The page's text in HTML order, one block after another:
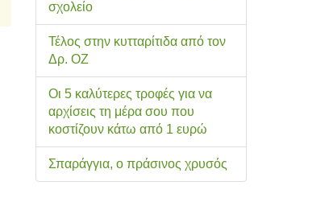
σχολείo
Τέλος στην κυτταρίτιδα από τον
Δρ. ΟΖ
Οι 5 καλύτερες τροφές για να
αρχίσεις τη μέρα σου που
κοστίζουν κάτω από 1 ευρώ
Σπαράγγια, ο πράσινος χρυσός